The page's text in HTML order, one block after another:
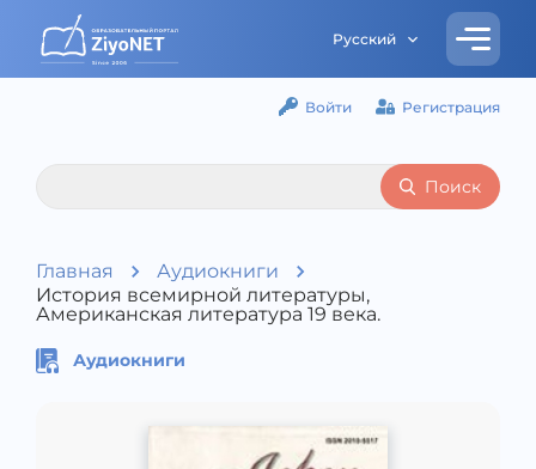
Русский
Войти Регистрация
Поиск
Главная
Аудиокниги
История всемирной литературы,
Американская литература 19 века.
Аудиокниги